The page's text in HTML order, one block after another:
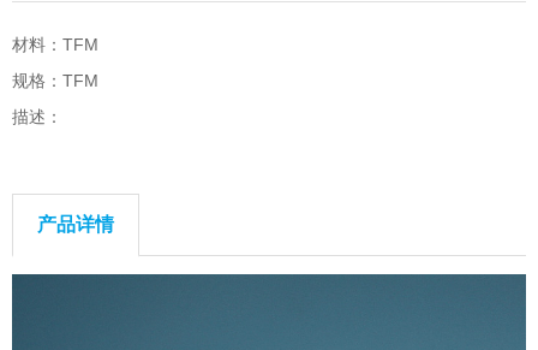
材料：TFM
规格：TFM
描述：
产品详情